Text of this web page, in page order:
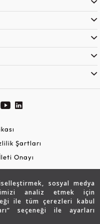
sosyal medya
analiz etmek için
ile tüm çerezleri kabul
seçeneği ile ayarları
Assos Diamond